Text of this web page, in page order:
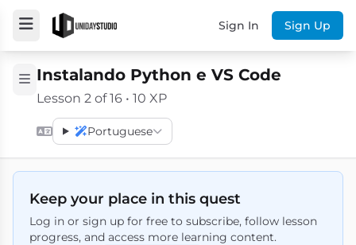
Sign In Sign Up
Instalando Python e VS Code
Lesson 2 of 16 • 10 XP
Portuguese
Keep your place in this quest
Log in or sign up for free to subscribe, follow lesson
progress, and access more learning content.